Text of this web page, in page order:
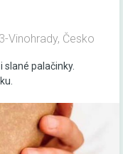
Vinohrady, Česko
slané palačinky.